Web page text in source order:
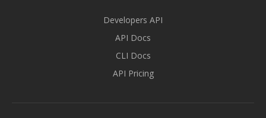
Developers API
API Docs
CLI Docs
API Pricing